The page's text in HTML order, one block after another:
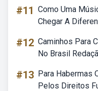
#11 Como Uma
Chegar A
#12 Caminhos Para
No Brasil
#13 Para Habermas
Pelos Direitos